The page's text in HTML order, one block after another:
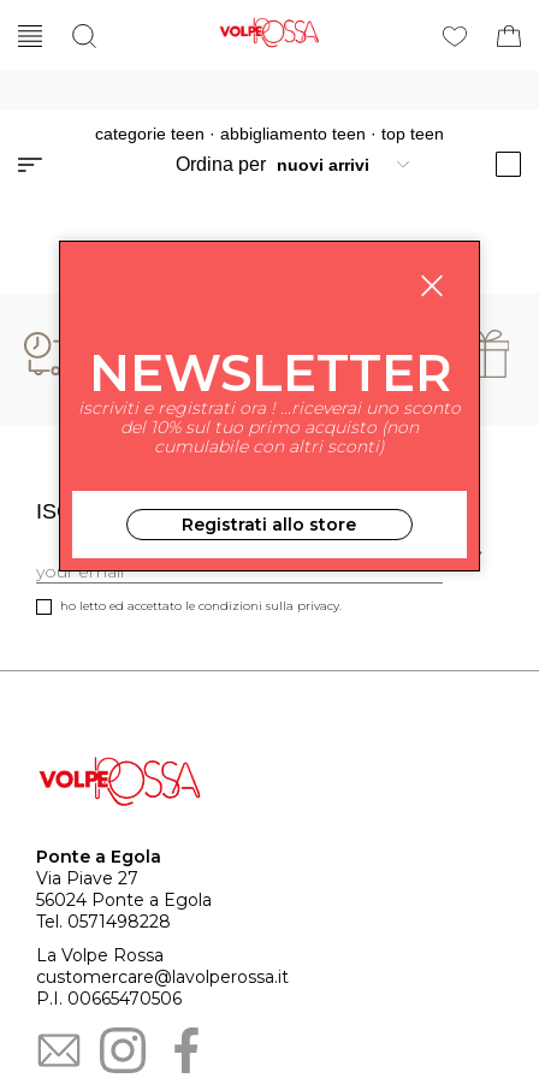
categorie teen · abbigliamento teen · top teen
Ordina per
ISCRIVITI ALLA NEWSLETTER
ho letto ed accettato le condizioni sulla privacy.
Ponte a Egola
Via Piave 27
56024 Ponte a Egola
Tel. 0571498228
La Volpe Rossa
customercare@lavolperossa.it
P.I. 00665470506
NEWSLETTER
iscriviti e registrati ora ! ...riceverai uno sconto
del 10% sul tuo primo acquisto (non
cumulabile con altri sconti)
Registrati allo store